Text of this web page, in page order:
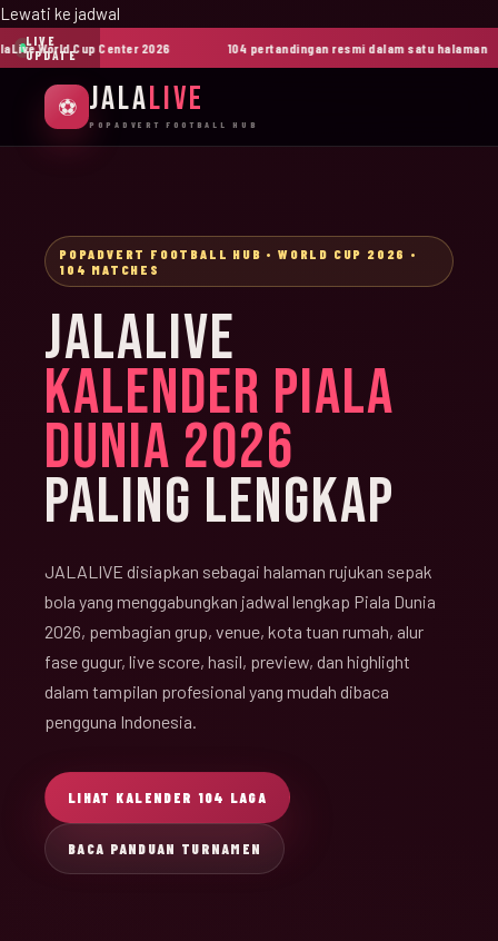
Lewati ke jadwal
LIVE
UPDATE
World Cup Center 2026 104 pertandingan resmi dalam satu halaman
⚽ JALALIVE
POPADVERT FOOTBALL HUB
POPADVERT FOOTBALL HUB • WORLD CUP 2026 •
104 MATCHES
JALALIVE
KALENDER PIALA
DUNIA 2026
PALING LENGKAP
JALALIVE disiapkan sebagai halaman rujukan sepak
bola yang menggabungkan jadwal lengkap Piala Dunia
2026, pembagian grup, venue, kota tuan rumah, alur
fase gugur, live score, hasil, preview, dan highlight
dalam tampilan profesional yang mudah dibaca
pengguna Indonesia.
LIHAT KALENDER 104 LAGA
BACA PANDUAN TURNAMEN